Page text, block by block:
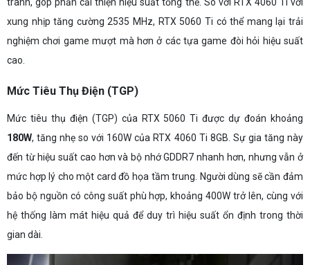
xung nhịp tăng cường 2535 MHz, RTX 5060 Ti có thể mang lại trải
nghiệm chơi game mượt mà hơn ở các tựa game đòi hỏi hiệu suất
cao.
Mức Tiêu Thụ Điện (TGP)
Mức tiêu thụ điện (TGP) của RTX 5060 Ti được dự đoán khoảng
180W, tăng nhẹ so với 160W của RTX 4060 Ti 8GB. Sự gia tăng này
đến từ hiệu suất cao hơn và bộ nhớ GDDR7 nhanh hơn, nhưng vẫn ở
mức hợp lý cho một card đồ họa tầm trung. Người dùng sẽ cần đảm
bảo bộ nguồn có công suất phù hợp, khoảng 400W trở lên, cùng với
hệ thống làm mát hiệu quả để duy trì hiệu suất ổn định trong thời
gian dài.